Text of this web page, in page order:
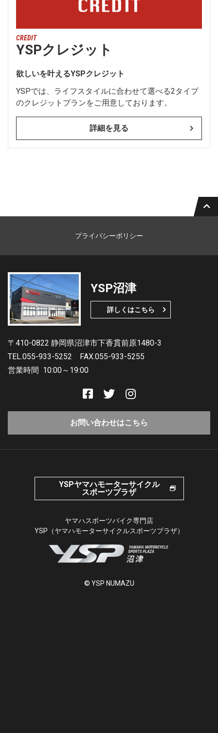
CREDIT
YSPクレジット
欲しいを叶えるYSPクレジット
YSPでは、ライフスタイルに合わせて選べる2タイプ
のクレジットプランをご用意しております。
詳細を見る
プライバシーポリシー
YSP沼津
詳しくはこちら
〒410-0822 静岡県沼津市下香貫前原1480-3
TEL.055-933-5252
FAX.055-933-5255
営業時間 10:00～19:00
お問い合わせはこちら
YSPヤマハモーターサイクル
スポーツプラザ
ヤマハスポーツバイク専門店
YSP（ヤマハモーターサイクルスポーツプラザ）
© YSP NUMAZU